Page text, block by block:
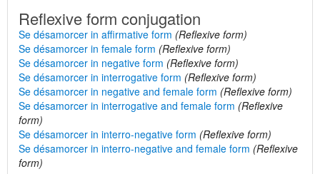
Reflexive form conjugation
Se désamorcer in affirmative form (Reflexive form)
Se désamorcer in female form (Reflexive form)
Se désamorcer in negative form (Reflexive form)
Se désamorcer in interrogative form (Reflexive form)
Se désamorcer in negative and female form (Reflexive form)
Se désamorcer in interrogative and female form (Reflexive
form)
Se désamorcer in interro-negative form (Reflexive form)
Se désamorcer in interro-negative and female form (Reflexive
form)